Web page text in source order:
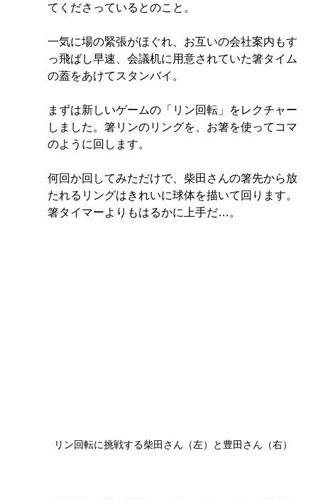
てくださっているとのこと。
一気に場の緊張がほぐれ、お互いの会社案内もす
っ飛ばし早速、会議机に用意されていた箸タイム
の蓋をあけてスタンバイ。
まずは新しいゲームの「リン回転」をレクチャー
しました。箸リンのリングを、お箸を使ってコマ
のように回します。
何回か回してみただけで、柴田さんの箸先から放
たれるリングはきれいに球体を描いて回ります。
箸タイマーよりもはるかに上手だ…。
リン回転に挑戦する柴田さん（左）と豊田さん（右）